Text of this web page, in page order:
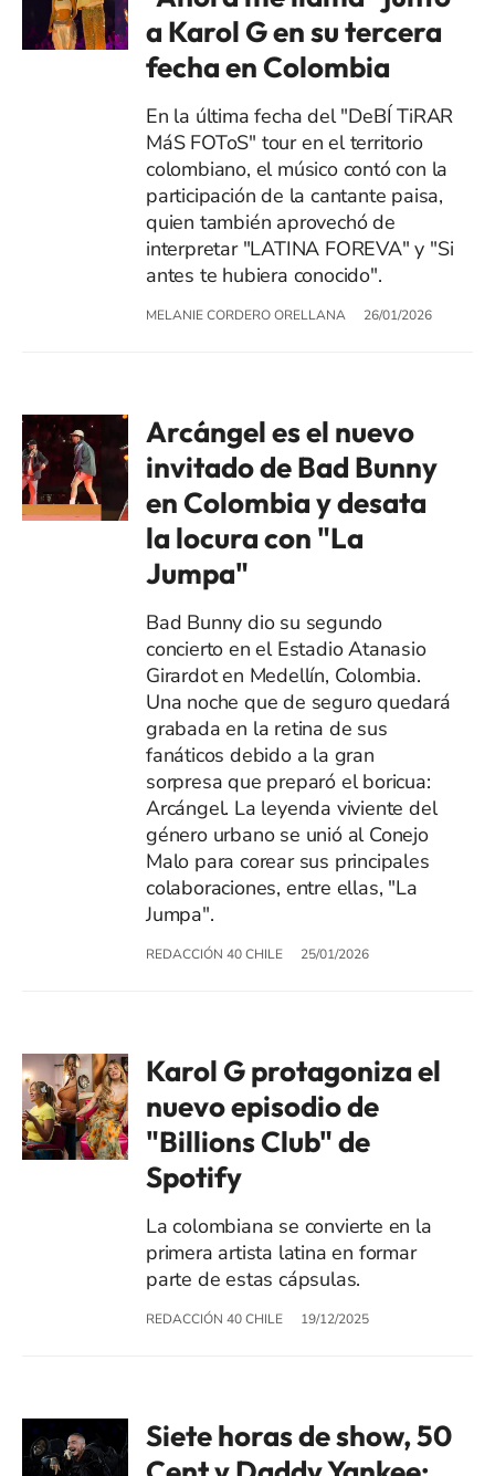
a Karol G en su tercera
fecha en Colombia
En la última fecha del "DeBÍ TiRAR
MáS FOToS" tour en el territorio
colombiano, el músico contó con la
participación de la cantante paisa,
quien también aprovechó de
interpretar "LATINA FOREVA" y "Si
antes te hubiera conocido".
MELANIE CORDERO ORELLANA 26/01/2026
Arcángel es el nuevo
invitado de Bad Bunny
en Colombia y desata
la locura con "La
Jumpa"
Bad Bunny dio su segundo
concierto en el Estadio Atanasio
Girardot en Medellín, Colombia.
Una noche que de seguro quedará
grabada en la retina de sus
fanáticos debido a la gran
sorpresa que preparó el boricua:
Arcángel. La leyenda viviente del
género urbano se unió al Conejo
Malo para corear sus principales
colaboraciones, entre ellas, "La
Jumpa".
REDACCIÓN 40 CHILE 25/01/2026
Karol G protagoniza el
nuevo episodio de
"Billions Club" de
Spotify
La colombiana se convierte en la
primera artista latina en formar
parte de estas cápsulas.
REDACCIÓN 40 CHILE 19/12/2025
Siete horas de show, 50